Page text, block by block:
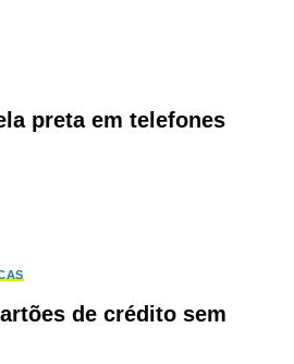
preta em telefones
de crédito sem